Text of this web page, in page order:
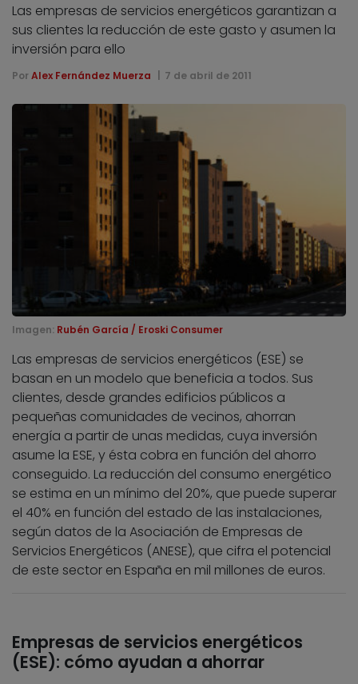
Las empresas de servicios energéticos garantizan a
sus clientes la reducción de este gasto y asumen la
inversión para ello
Por Alex Fernández Muerza 7 de abril de 2011
Imagen: Rubén García / Eroski Consumer
Las empresas de servicios energéticos (ESE) se
basan en un modelo que beneficia a todos. Sus
clientes, desde grandes edificios públicos a
pequeñas comunidades de vecinos, ahorran
energía a partir de unas medidas, cuya inversión
asume la ESE, y ésta cobra en función del ahorro
conseguido. La reducción del consumo energético
se estima en un mínimo del 20%, que puede superar
el 40% en función del estado de las instalaciones,
según datos de la Asociación de Empresas de
Servicios Energéticos (ANESE), que cifra el potencial
de este sector en España en mil millones de euros.
Empresas de servicios energéticos
(ESE): cómo ayudan a ahorrar